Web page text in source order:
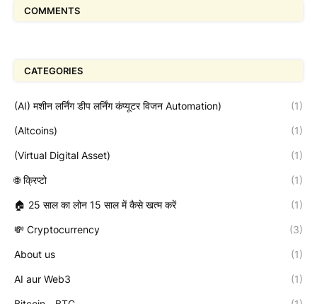
COMMENTS
CATEGORIES
(AI) मशीन लर्निंग डीप लर्निंग कंप्यूटर विजन Automation) (1)
(Altcoins) (1)
(Virtual Digital Asset) (1)
🌐 क्रिप्टो (1)
🏠 25 साल का लोन 15 साल में कैसे खत्म करें (1)
💸 Cryptocurrency (3)
About us (1)
AI aur Web3 (1)